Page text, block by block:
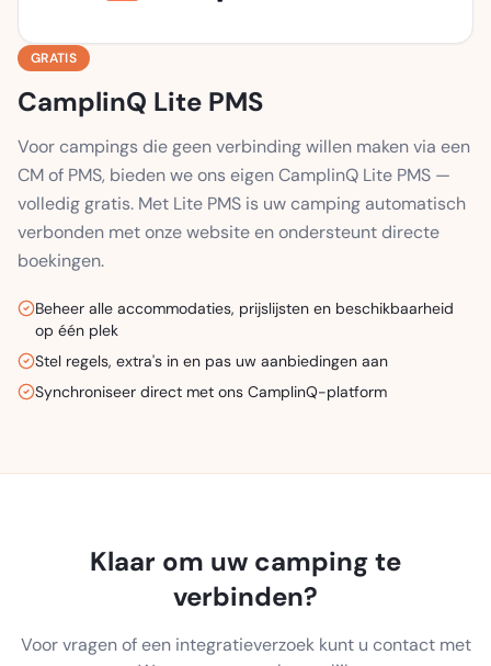
GRATIS
CamplinQ Lite PMS
Voor campings die geen verbinding willen maken via een
CM of PMS, bieden we ons eigen CamplinQ Lite PMS —
volledig gratis. Met Lite PMS is uw camping automatisch
verbonden met onze website en ondersteunt directe
boekingen.
Beheer alle accommodaties, prijslijsten en beschikbaarheid
op één plek
Stel regels, extra's in en pas uw aanbiedingen aan
Synchroniseer direct met ons CamplinQ-platform
Klaar om uw camping te
verbinden?
Voor vragen of een integratieverzoek kunt u contact met